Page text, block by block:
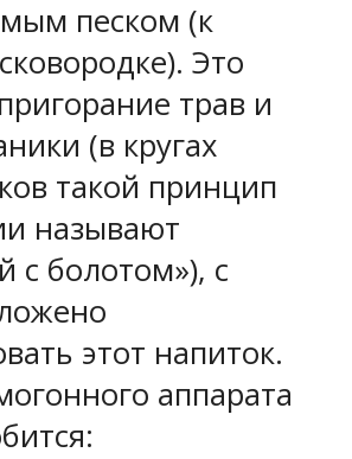
песком (к
Это
трав и
(в кругах
такой принцип
называют
с болотом»), с
этот напиток.
аппарата